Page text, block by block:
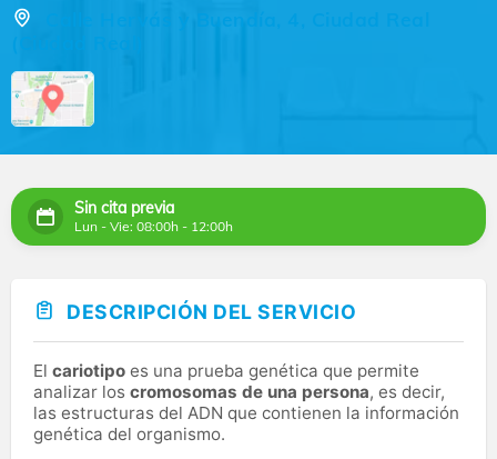
Sin cita previa
Lun - Vie: 08:00h - 12:00h
DESCRIPCIÓN DEL SERVICIO
El cariotipo es una prueba genética que permite
analizar los cromosomas de una persona, es decir,
las estructuras del ADN que contienen la información
genética del organismo.